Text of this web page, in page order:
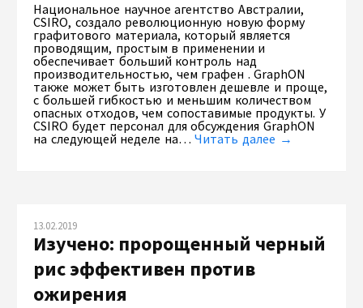
Национальное научное агентство Австралии,
CSIRO, создало революционную новую форму
графитового материала, который является
проводящим, простым в применении и
обеспечивает больший контроль над
производительностью, чем графен . GraphON
также может быть изготовлен дешевле и проще,
с большей гибкостью и меньшим количеством
опасных отходов, чем сопоставимые продукты. У
CSIRO будет персонал для обсуждения GraphON
на следующей неделе на…Читать далее →
13.02.2019
Изучено: пророщенный черный
рис эффективен против
ожирения